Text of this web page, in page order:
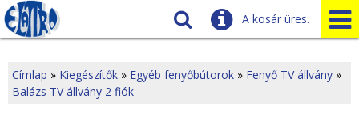
J
Címlap » Kiegészítők » Egyéb fenyőbútorok » Fenyő TV állvány »
Balázs TV állvány 2 fiók
A kosár üres.
Tudnivalók